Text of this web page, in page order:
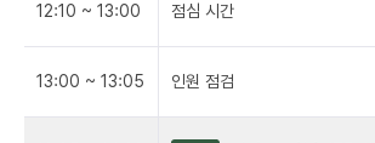
12:10 ~ 13:00 점심 시간
13:00 ~ 13:05 인원 점검